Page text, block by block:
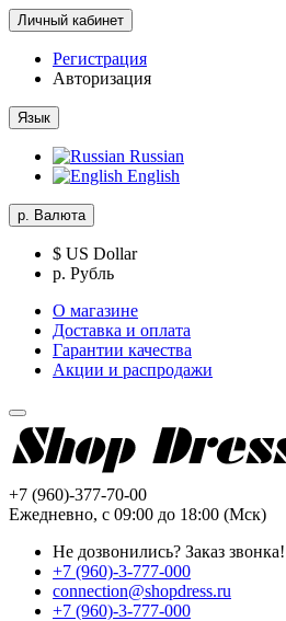
Личный кабинет
Регистрация
Авторизация
Язык
Russian
English
р. Валюта
$ US Dollar
р. Рубль
О магазине
Доставка и оплата
Гарантии качества
Акции и распродажи
+7 (960)-377-70-00
Ежедневно, с 09:00 до 18:00 (Мск)
Не дозвонились? Заказ звонка!
+7 (960)-3-777-000
connection@shopdress.ru
+7 (960)-3-777-000